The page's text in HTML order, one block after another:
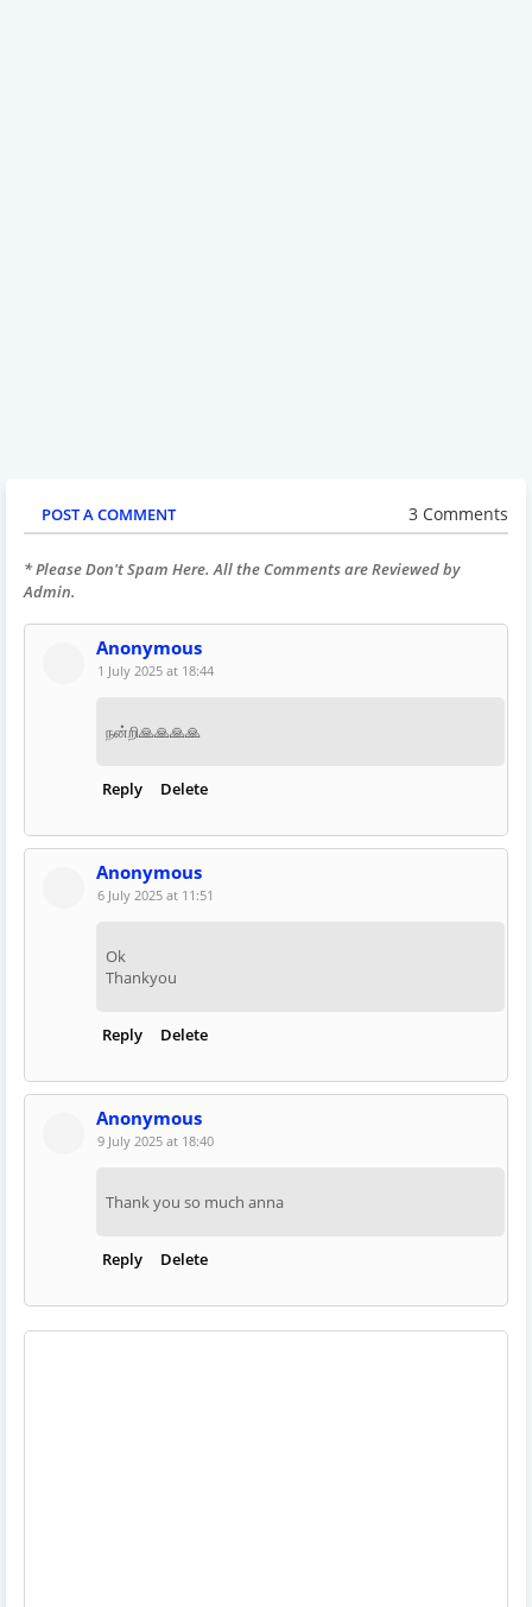
POST A COMMENT 3 Comments
* Please Don't Spam Here. All the Comments are Reviewed by
Admin.
Anonymous
1 July 2025 at 18:44
நன்றி🙏🙏🙏🙏
Reply Delete
Anonymous
6 July 2025 at 11:51
Ok
Thankyou
Reply Delete
Anonymous
9 July 2025 at 18:40
Thank you so much anna
Reply Delete